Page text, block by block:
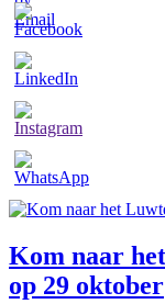
Kom naar
op 29 oktober